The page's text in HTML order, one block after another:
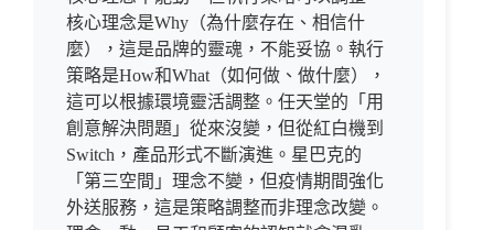
核心理念是Why（為什麼存在、相信什
麼），這是品牌的靈魂，不能妥協。執行
策略是How和What（如何做、做什麼），
這可以根據環境靈活調整。任天堂的「用
創意解決問題」從來沒變，但從紅白機到
Switch，產品形式不斷演進。星巴克的
「第三空間」理念不變，但疫情期間強化
外送服務，這是策略調整而非理念改變。